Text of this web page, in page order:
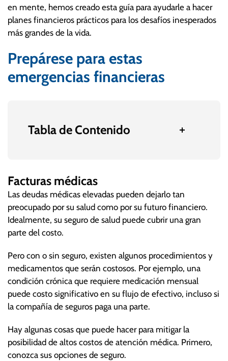
en mente, hemos creado esta guía para ayudarle a hacer
planes financieros prácticos para los desafíos inesperados
más grandes de la vida.
Prepárese para estas
emergencias financieras
Tabla de Contenido
Facturas médicas
Las deudas médicas elevadas pueden dejarlo tan
preocupado por su salud como por su futuro financiero.
Idealmente, su seguro de salud puede cubrir una gran
parte del costo.
Pero con o sin seguro, existen algunos procedimientos y
medicamentos que serán costosos. Por ejemplo, una
condición crónica que requiere medicación mensual
puede costo significativo en su flujo de efectivo, incluso si
la compañía de seguros paga una parte.
Hay algunas cosas que puede hacer para mitigar la
posibilidad de altos costos de atención médica. Primero,
conozca sus opciones de seguro.